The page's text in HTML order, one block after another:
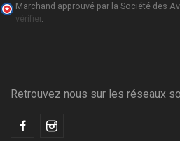
Marchand approuvé par la Société des
vérifier.
Retrouvez nous sur les réseaux